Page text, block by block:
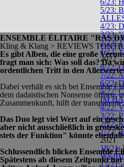
6/23:
5/23:
4/23:
3/23:
2/23:
1/23:
2022
8/22:
7/22:
6/22:
5/22:
IM
4/22:
3/22:
2/22:
1/22:
2021
18/
17/21:
ENSEMBLE ÉLITAIRE "RAS
Kling & Klang > REVIEWS
Es gibt Alben, die eine große
fragt man sich: Was soll das? Da
ordentlichen Tritt in den
Dabei verhält es sich bei Ensemble
dem dadaistischen Nonsense öffnen,
Zusammenkunft, hilft der
Das Duo legt viel Wert auf ein
aber nicht ausschließlich in
stets der Funktion" könnte
Schlussendlich blicken Ensemble
Spätestens ab diesem Zeitpunkt